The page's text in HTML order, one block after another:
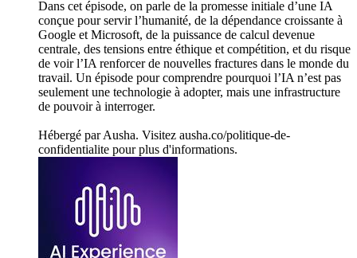
Dans cet épisode, on parle de la promesse initiale d’une IA
conçue pour servir l’humanité, de la dépendance croissante à
Google et Microsoft, de la puissance de calcul devenue
centrale, des tensions entre éthique et compétition, et du risque
de voir l’IA renforcer de nouvelles fractures dans le monde du
travail. Un épisode pour comprendre pourquoi l’IA n’est pas
seulement une technologie à adopter, mais une infrastructure
de pouvoir à interroger.
Hébergé par Ausha. Visitez ausha.co/politique-de-
confidentialite pour plus d'informations.